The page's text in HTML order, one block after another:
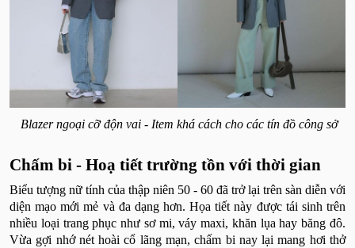
Blazer ngoại cỡ độn vai - Item khá cách cho các tín đồ công sở
Chấm bi - Hoạ tiết trường tồn với thời gian
Biểu tượng nữ tính của thập niên 50 - 60 đã trở lại trên sàn diễn với
diện mạo mới mẻ và đa dạng hơn. Họa tiết này được tái sinh trên
nhiều loại trang phục như sơ mi, váy maxi, khăn lụa hay băng đô.
Vừa gợi nhớ nét hoài cổ lãng mạn, chấm bi nay lại mang hơi thở